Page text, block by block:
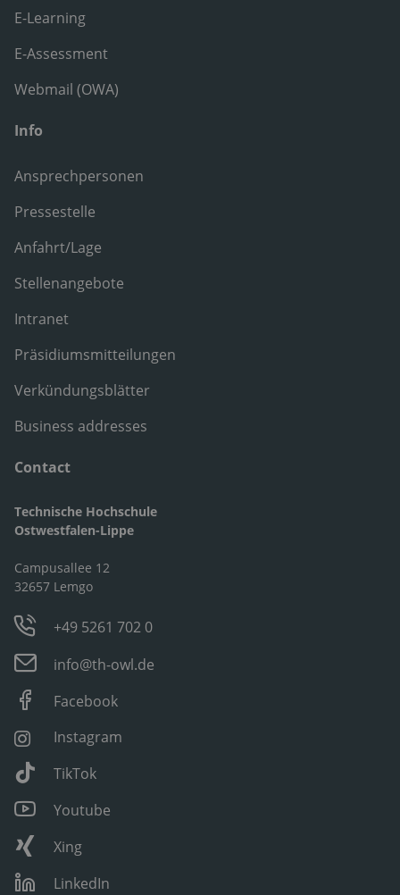
E-Learning
E-Assessment
Webmail (OWA)
Info
Ansprechpersonen
Pressestelle
Anfahrt/Lage
Stellenangebote
Intranet
Präsidiumsmitteilungen
Verkündungsblätter
Business addresses
Contact
Technische Hochschule
Ostwestfalen-Lippe
Campusallee 12
32657 Lemgo
+49 5261 702 0
info@th-owl.de
Facebook
Instagram
TikTok
Youtube
Xing
LinkedIn